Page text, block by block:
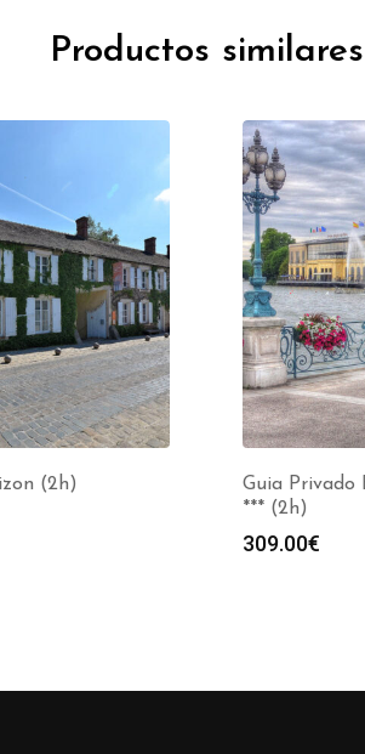
Productos similares
(2h)
Guia Privado
*** (2h)
309.00€